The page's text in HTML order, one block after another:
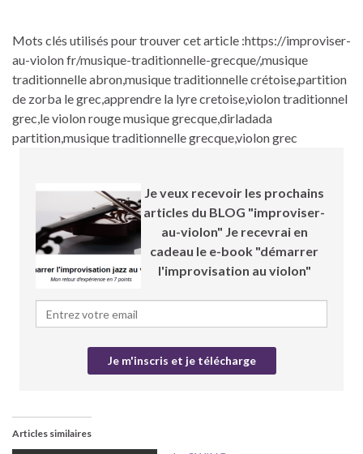
Mots clés utilisés pour trouver cet article :https://improviser-
au-violon fr/musique-traditionnelle-grecque/,musique
traditionnelle abron,musique traditionnelle crétoise,partition
de zorba le grec,apprendre la lyre cretoise,violon traditionnel
grec,le violon rouge musique grecque,dirladada
partition,musique traditionnelle grecque,violon grec
Je veux recevoir les prochains
articles du BLOG "improviser-
au-violon" Je recevrai en
cadeau le e-book "démarrer
l'improvisation au violon"
Articles similaires